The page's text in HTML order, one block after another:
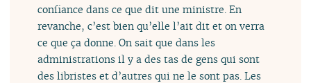
confiance dans ce que dit une ministre. En
revanche, c’est bien qu’elle l’ait dit et on verra
ce que ça donne. On sait que dans les
administrations il y a des tas de gens qui sont
des libristes et d’autres qui ne le sont pas. Les